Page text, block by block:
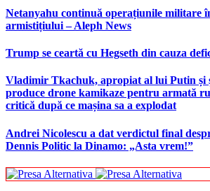
Netanyahu continuă operațiunile militare
armistițiului – Aleph News
Trump se ceartă cu Hegseth din cauza
Vladimir Tkachuk, apropiat al lui Putin și
produce drone kamikaze pentru armată
critică după ce mașina sa a explodat
Andrei Nicolescu a dat verdictul final
Dennis Politic la Dinamo: „Asta vrem!”